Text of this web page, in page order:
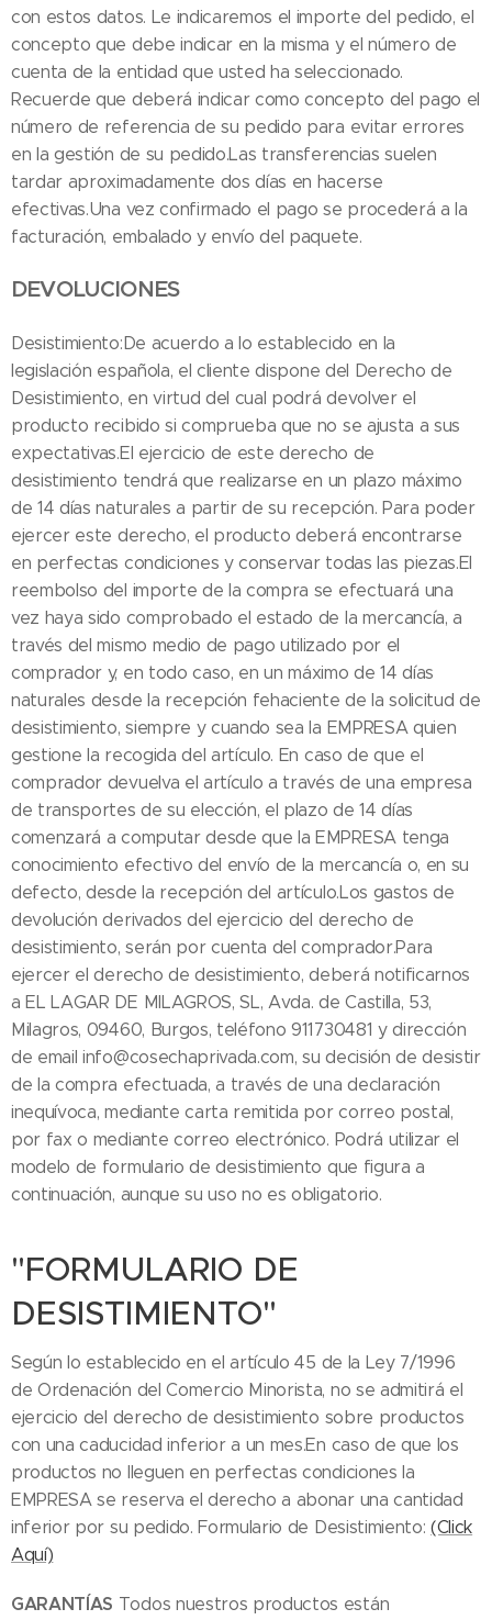
con estos datos. Le indicaremos el importe del pedido, el
concepto que debe indicar en la misma y el número de
cuenta de la entidad que usted ha seleccionado.
Recuerde que deberá indicar como concepto del pago el
número de referencia de su pedido para evitar errores
en la gestión de su pedido.Las transferencias suelen
tardar aproximadamente dos días en hacerse
efectivas.Una vez confirmado el pago se procederá a la
facturación, embalado y envío del paquete.
DEVOLUCIONES
Desistimiento:De acuerdo a lo establecido en la
legislación española, el cliente dispone del Derecho de
Desistimiento, en virtud del cual podrá devolver el
producto recibido si comprueba que no se ajusta a sus
expectativas.El ejercicio de este derecho de
desistimiento tendrá que realizarse en un plazo máximo
de 14 días naturales a partir de su recepción. Para poder
ejercer este derecho, el producto deberá encontrarse
en perfectas condiciones y conservar todas las piezas.El
reembolso del importe de la compra se efectuará una
vez haya sido comprobado el estado de la mercancía, a
través del mismo medio de pago utilizado por el
comprador y, en todo caso, en un máximo de 14 días
naturales desde la recepción fehaciente de la solicitud de
desistimiento, siempre y cuando sea la EMPRESA quien
gestione la recogida del artículo. En caso de que el
comprador devuelva el artículo a través de una empresa
de transportes de su elección, el plazo de 14 días
comenzará a computar desde que la EMPRESA tenga
conocimiento efectivo del envío de la mercancía o, en su
defecto, desde la recepción del artículo.Los gastos de
devolución derivados del ejercicio del derecho de
desistimiento, serán por cuenta del comprador.Para
ejercer el derecho de desistimiento, deberá notificarnos
a EL LAGAR DE MILAGROS, SL, Avda. de Castilla, 53,
Milagros, 09460, Burgos, teléfono 911730481 y dirección
de email info@cosechaprivada.com, su decisión de desistir
de la compra efectuada, a través de una declaración
inequívoca, mediante carta remitida por correo postal,
por fax o mediante correo electrónico. Podrá utilizar el
modelo de formulario de desistimiento que figura a
continuación, aunque su uso no es obligatorio.
"FORMULARIO DE
DESISTIMIENTO"
Según lo establecido en el artículo 45 de la Ley 7/1996
de Ordenación del Comercio Minorista, no se admitirá el
ejercicio del derecho de desistimiento sobre productos
con una caducidad inferior a un mes.En caso de que los
productos no lleguen en perfectas condiciones la
EMPRESA se reserva el derecho a abonar una cantidad
inferior por su pedido. Formulario de Desistimiento:(Click
Aquí)
GARANTÍAS Todos nuestros productos están